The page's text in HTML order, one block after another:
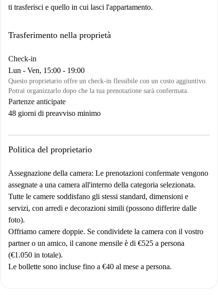
ti trasferisci e quello in cui lasci l'appartamento.
Trasferimento nella proprietà
Check-in
Lun - Ven, 15:00 - 19:00
Questo proprietario offre un check-in flessibile con un costo aggiuntivo.
Potrai organizzarlo dopo che la tua prenotazione sarà confermata.
Partenze anticipate
48 giorni di preavviso minimo
Politica del proprietario
Assegnazione della camera: Le prenotazioni confermate vengono
assegnate a una camera all'interno della categoria selezionata.
Tutte le camere soddisfano gli stessi standard, dimensioni e
servizi, con arredi e decorazioni simili (possono differire dalle
foto).
Offriamo camere doppie. Se condividete la camera con il vostro
partner o un amico, il canone mensile è di €525 a persona
(€1.050 in totale).
Le bollette sono incluse fino a €40 al mese a persona.